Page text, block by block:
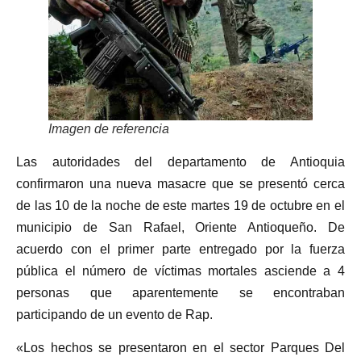
Imagen de referencia
Las autoridades del departamento de Antioquia
confirmaron una nueva masacre que se presentó cerca
de las 10 de la noche de este martes 19 de octubre en el
municipio de San Rafael, Oriente Antioqueño. De
acuerdo con el primer parte entregado por la fuerza
pública el número de víctimas mortales asciende a 4
personas que aparentemente se encontraban
participando de un evento de Rap.
«Los hechos se presentaron en el sector Parques Del